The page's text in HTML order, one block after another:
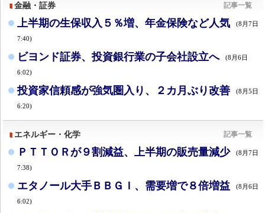
金融・証券 記事一覧
上半期の生保収入５％増、年金保険など人気 (8月7日
7:40)
ビヨンド証券、投資銀行業の子会社設立へ (8月6日
6:02)
投資家信頼感が強気圏入り、２カ月ぶり改善 (8月5日
6:20)
エネルギー・化学 記事一覧
ＰＴＴＯＲが９割減益、上半期の販売量減少 (8月7日
7:38)
エタノール大手ＢＢＧＩ、需要増で８倍増益 (8月6日
6:02)